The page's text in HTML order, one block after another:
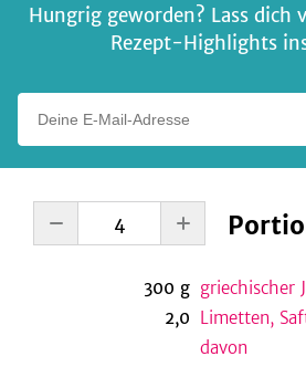
Hungrig geworden? Lass dich
Rezept-Highlights
300 g griechischer
2,0 Limetten,
davon